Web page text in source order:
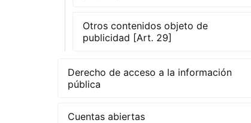
Otros contenidos objeto de
publicidad [Art. 29]
Derecho de acceso a la información
pública
Cuentas abiertas